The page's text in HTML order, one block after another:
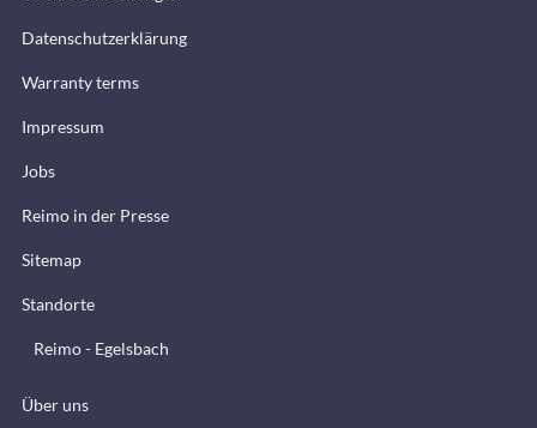
Datenschutzerklärung
Warranty terms
Impressum
Jobs
Reimo in der Presse
Sitemap
Standorte
Reimo - Egelsbach
Über uns